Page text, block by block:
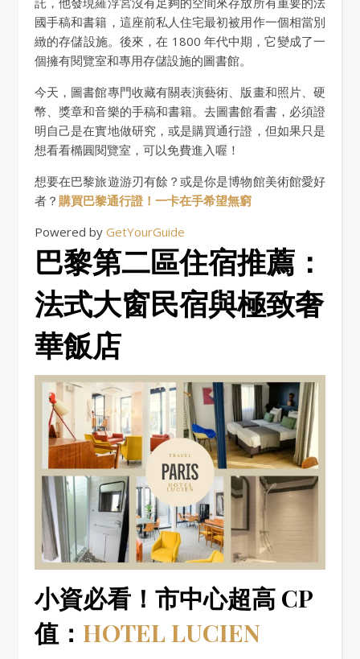
國手稿和書籍，這座前私人住宅最初被用作一個相當別
緻的存儲設施。後來，在 1800 年代中期，它變成了一
個擁有閱覽室和專用存儲設施的圖書館。
今天，圖書館專門收藏有關表演藝術、版畫和照片、硬
幣、獎章和音樂的手稿和書籍。去圖書館看書，必須證
明自己是在實地做研究，或是購買通行證，但如果只是
想看看橢圓閱覽室，可以免費進入喔！
想要在巴黎旅遊游刃有餘？或是你是博物館美術館愛好
者？ 購買巴黎通行證！一卡在手希望無窮
Powered by GetYourGuide
巴黎第二區住宿推薦：
法式大窗民宿與極致奢
華飯店
小資必看！市中心超高 CP
值： HOTEL LUCIEN